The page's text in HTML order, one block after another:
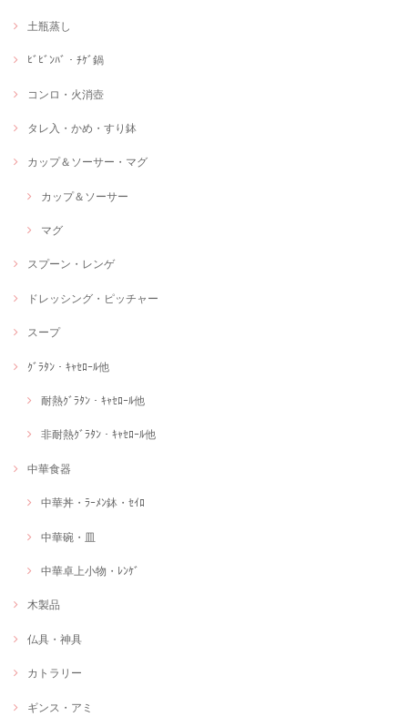
土瓶蒸し
ﾋﾞﾋﾞﾝﾊﾞ・ﾁｹﾞ鍋
コンロ・火消壺
タレ入・かめ・すり鉢
カップ＆ソーサー・マグ
カップ＆ソーサー
マグ
スプーン・レンゲ
ドレッシング・ピッチャー
スープ
ｸﾞﾗﾀﾝ・ｷｬｾﾛｰﾙ他
耐熱ｸﾞﾗﾀﾝ・ｷｬｾﾛｰﾙ他
非耐熱ｸﾞﾗﾀﾝ・ｷｬｾﾛｰﾙ他
中華食器
中華丼・ﾗｰﾒﾝ鉢・ｾｲﾛ
中華碗・皿
中華卓上小物・ﾚﾝｹﾞ
木製品
仏具・神具
カトラリー
ギンス・アミ